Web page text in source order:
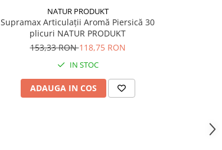
NATUR PRODUKT
Supramax Articulații Aromă Piersică 30
plicuri NATUR PRODUKT
153,33 RON118,75 RON
IN STOC
ADAUGA IN COS